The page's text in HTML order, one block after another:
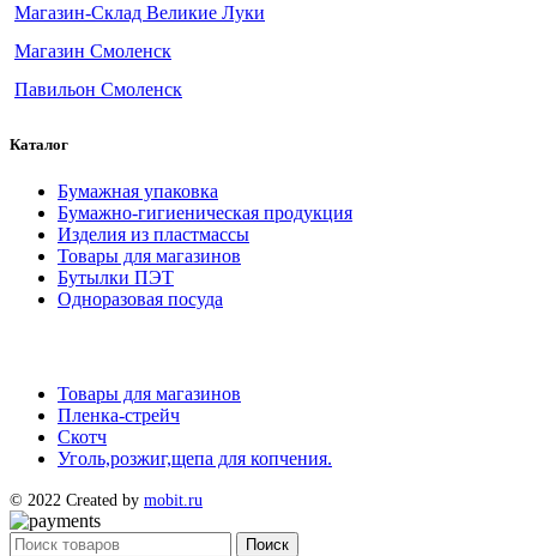
Магазин-Склад Великие Луки
Магазин Смоленск
Павильон Смоленск
Каталог
Бумажная упаковка
Бумажно-гигиеническая продукция
Изделия из пластмассы
Товары для магазинов
Бутылки ПЭТ
Одноразовая посуда
Товары для магазинов
Пленка-стрейч
Скотч
Уголь,розжиг,щепа для копчения.
© 2022 Created by mobit.ru
Поиск